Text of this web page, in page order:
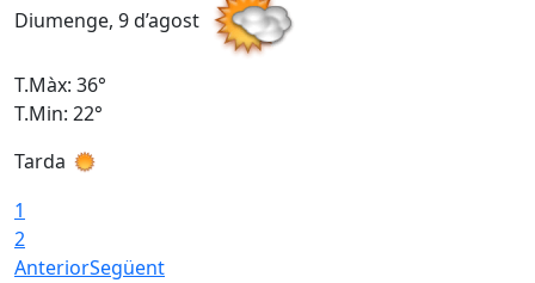
Diumenge, 9 d’agost
T.Màx: 36°
T.Min: 22°
Tarda
1
2
AnteriorSegüent